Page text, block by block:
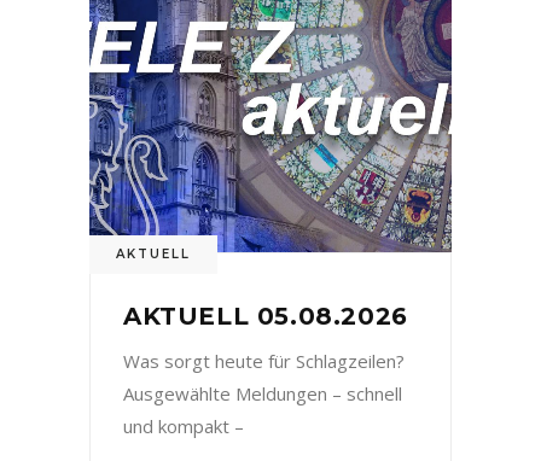
AKTUELL
AKTUELL 05.08.2026
Was sorgt heute für Schlagzeilen?
Ausgewählte Meldungen – schnell
und kompakt –